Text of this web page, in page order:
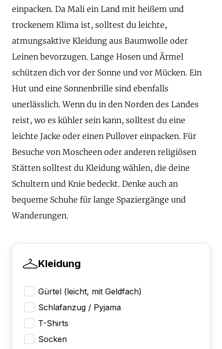
einpacken. Da Mali ein Land mit heißem und
trockenem Klima ist, solltest du leichte,
atmungsaktive Kleidung aus Baumwolle oder
Leinen bevorzugen. Lange Hosen und Ärmel
schützen dich vor der Sonne und vor Mücken. Ein
Hut und eine Sonnenbrille sind ebenfalls
unerlässlich. Wenn du in den Norden des Landes
reist, wo es kühler sein kann, solltest du eine
leichte Jacke oder einen Pullover einpacken. Für
Besuche von Moscheen oder anderen religiösen
Stätten solltest du Kleidung wählen, die deine
Schultern und Knie bedeckt. Denke auch an
bequeme Schuhe für lange Spaziergänge und
Wanderungen.
Kleidung
Gürtel (leicht, mit Geldfach)
Schlafanzug / Pyjama
T-Shirts
Socken